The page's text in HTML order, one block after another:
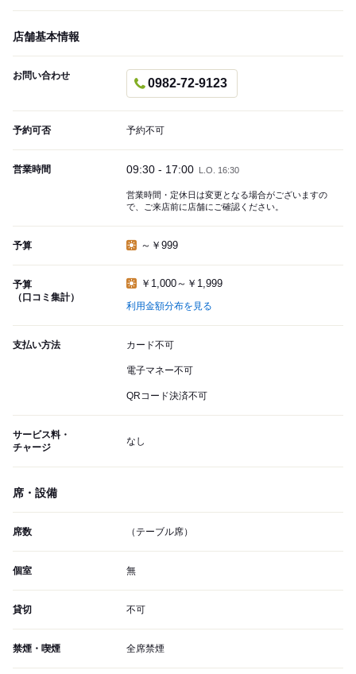
店舗基本情報
お問い合わせ
0982-72-9123
予約可否 予約不可
営業時間 09:30 - 17:00 L.O. 16:30
営業時間・定休日は変更となる場合がございますの
で、ご来店前に店舗にご確認ください。
予算 ～￥999
予算
（口コミ集計）
￥1,000～￥1,999
利用金額分布を見る
支払い方法 カード不可
電子マネー不可
QRコード決済不可
サービス料・
チャージ
なし
席・設備
席数 （テーブル席）
個室 無
貸切 不可
禁煙・喫煙 全席禁煙